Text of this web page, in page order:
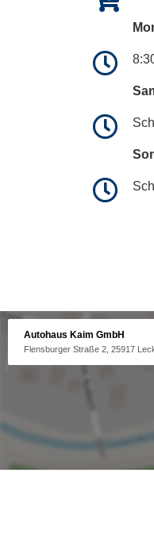
Autohaus Kaim GmbH
Flensburger Straße 2, 25917